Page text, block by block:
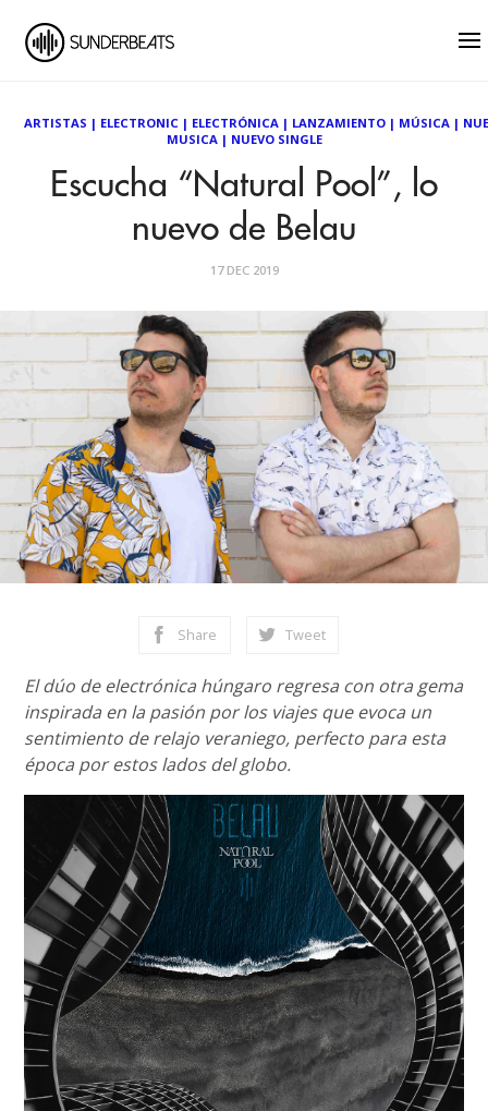
ARTISTAS | ELECTRONIC | ELECTRÓNICA | LANZAMIENTO | MÚSICA |
MUSICA| NUEVO SINGLE
Escucha “Natural Pool”, lo
nuevo de Belau
17 DEC 2019
Share Tweet
El dúo de electrónica húngaro regresa con otra gema
inspirada en la pasión por los viajes que evoca un
sentimiento de relajo veraniego, perfecto para esta
época por estos lados del globo.